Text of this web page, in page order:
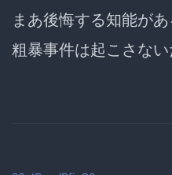
まあ後悔する知能が
粗暴事件は起こさな